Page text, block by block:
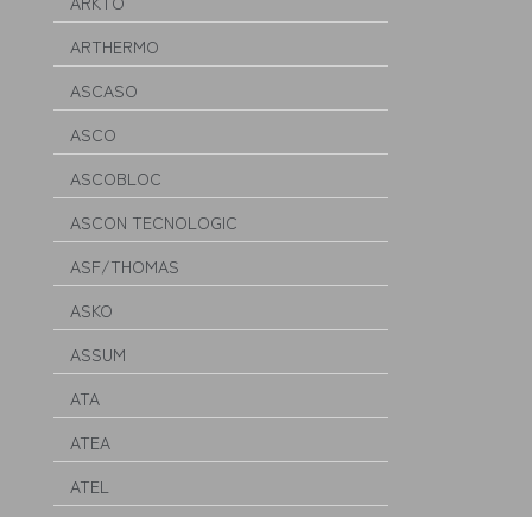
ARTHERMO
ASCASO
ASCO
ASCOBLOC
ASCON TECNOLOGIC
ASF/THOMAS
ASKO
ASSUM
ATA
ATEA
ATEL